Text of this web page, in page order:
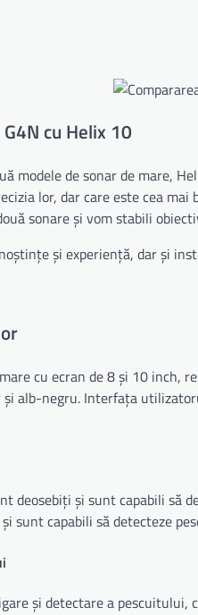
cu Helix 10
modele de sonar de mare,
lor, dar care este cea
sonare și vom stabili
și experiență, dar și
cu ecran de 8 și 10 inch,
și alb-negru. Interfața
deosebiți și sunt capabili să
sunt capabili să detecteze
și detectare a